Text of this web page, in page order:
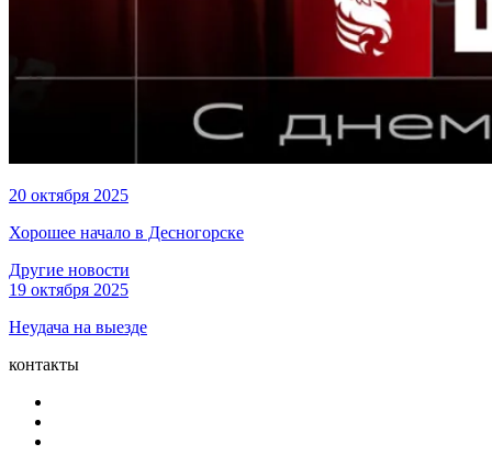
20 октября 2025
Хорошее начало в Десногорске
Другие новости
19 октября 2025
Неудача на выезде
контакты